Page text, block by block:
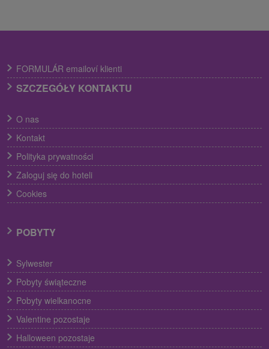
FORMULÁR emailoví klienti
SZCZEGÓŁY KONTAKTU
O nas
Kontakt
Polityka prywatności
Zaloguj się do hoteli
Cookies
POBYTY
Sylwester
Pobyty świąteczne
Pobyty wielkanocne
Valentine pozostaje
Halloween pozostaje